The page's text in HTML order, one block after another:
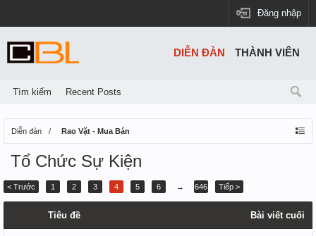
Đăng nhập
Diễn đàn Rao Vặt - Mua Bán
Tổ Chức Sự Kiện
< Trước 1 2 3 4 5 6 → 646 Tiếp >
Tiêu đề Bài viết cuối
DIỄN ĐÀN
Tìm kiếm Recent Posts
THÀNH VIÊN